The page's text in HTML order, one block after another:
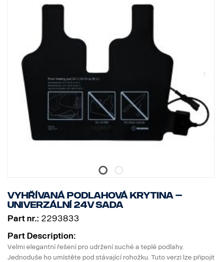
Vyhřívaná podlahová krytina –
univerzální 24V sada
Part nr.: 2293833
Part Description:
Velmi elegantní řešení pro udržení suché a teplé podlahy.
Jednoduše ho umístěte pod stávající rohožku. Tuto verzi lze připojit